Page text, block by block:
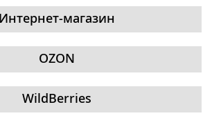
Интернет-магазин
OZON
WildBerries